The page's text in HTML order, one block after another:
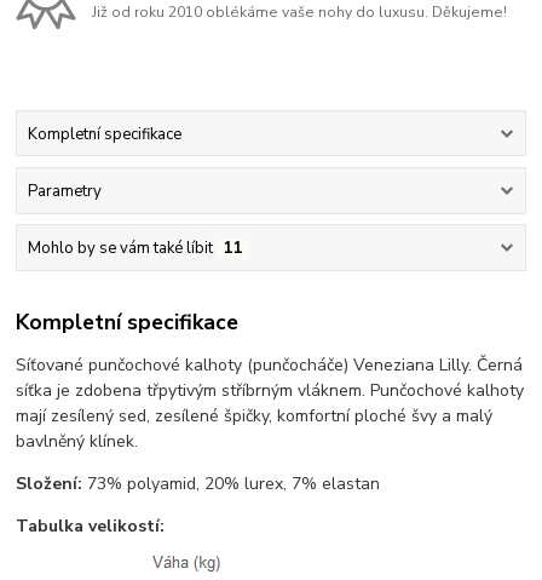
Již od roku 2010 oblékáme vaše nohy do luxusu. Děkujeme!
Kompletní specifikace
Parametry
Mohlo by se vám také líbit 11
Kompletní specifikace
Síťované punčochové kalhoty (punčocháče) Veneziana Lilly. Černá
síťka je zdobena třpytivým stříbrným vláknem. Punčochové kalhoty
mají zesílený sed, zesílené špičky, komfortní ploché švy a malý
bavlněný klínek.
Složení: 73% polyamid, 20% lurex, 7% elastan
Tabulka velikostí: